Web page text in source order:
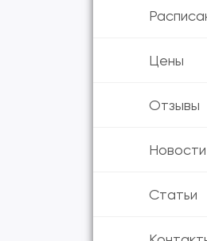
Цены
Отзывы
Новости
Статьи